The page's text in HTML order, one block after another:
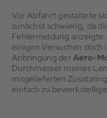
Vor Abfahrt gestaltete
zunächst schwierig, da
Fehlermeldung
einigen Versuchen doch
Anbringung derAero-
Durchmesser meines
mitgelieferten
einfach zu